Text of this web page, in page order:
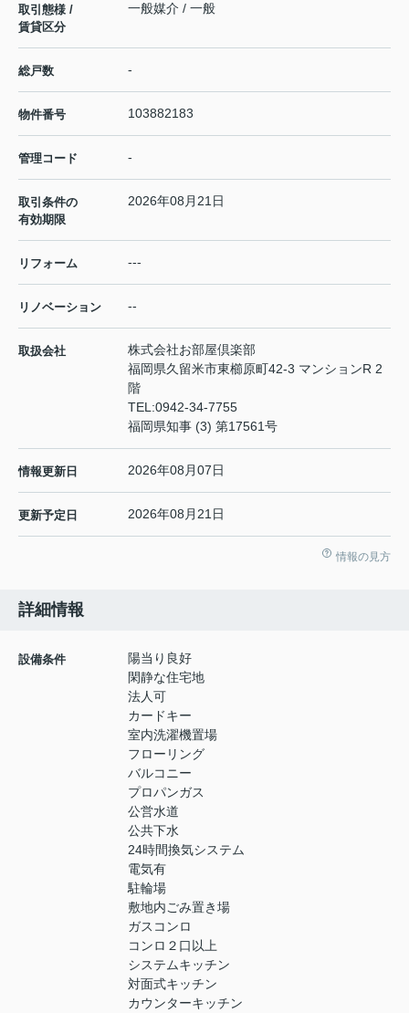
取引態様 /
賃貸区分
一般媒介 / 一般
総戸数 -
物件番号 103882183
管理コード -
取引条件の
有効期限
2026年08月21日
リフォーム ---
リノベーション --
取扱会社
株式会社お部屋倶楽部
福岡県久留米市東櫛原町42-3 マンションR 2
階
TEL:0942-34-7755
福岡県知事 (3) 第17561号
情報更新日 2026年08月07日
更新予定日 2026年08月21日
情報の見方
詳細情報
設備条件
陽当り良好
閑静な住宅地
法人可
カードキー
室内洗濯機置場
フローリング
バルコニー
プロパンガス
公営水道
公共下水
24時間換気システム
電気有
駐輪場
敷地内ごみ置き場
ガスコンロ
コンロ２口以上
システムキッチン
対面式キッチン
カウンターキッチン